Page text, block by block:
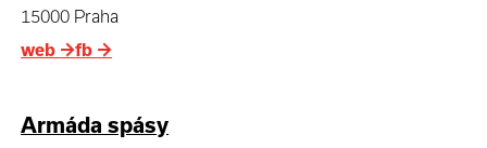
15000 Praha
web →fb →
Armáda spásy